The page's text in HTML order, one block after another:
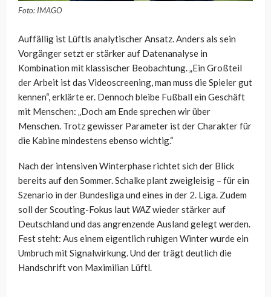
Foto: IMAGO
Auffällig ist Lüftls analytischer Ansatz. Anders als sein
Vorgänger setzt er stärker auf Datenanalyse in
Kombination mit klassischer Beobachtung. „Ein Großteil
der Arbeit ist das Videoscreening, man muss die Spieler gut
kennen“, erklärte er. Dennoch bleibe Fußball ein Geschäft
mit Menschen: „Doch am Ende sprechen wir über
Menschen. Trotz gewisser Parameter ist der Charakter für
die Kabine mindestens ebenso wichtig.“
Nach der intensiven Winterphase richtet sich der Blick
bereits auf den Sommer. Schalke plant zweigleisig – für ein
Szenario in der Bundesliga und eines in der 2. Liga. Zudem
soll der Scouting-Fokus laut WAZwieder stärker auf
Deutschland und das angrenzende Ausland gelegt werden.
Fest steht: Aus einem eigentlich ruhigen Winter wurde ein
Umbruch mit Signalwirkung. Und der trägt deutlich die
Handschrift von Maximilian Lüftl.